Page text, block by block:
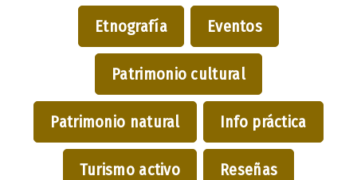
Etnografía Eventos
Patrimonio cultural
Patrimonio natural Info práctica
Turismo activo Reseñas